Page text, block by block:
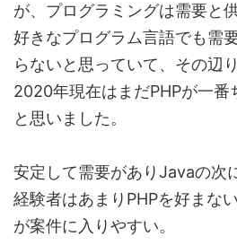
が、プログラミングは需要と
好きなプログラム言語でも需
らないと思っていて、その辺
2020年現在はまだPHPが一番
と思いました。
安定して需要がありJavaの次
経験者はあまりPHPを好まな
が案件に入りやすい。